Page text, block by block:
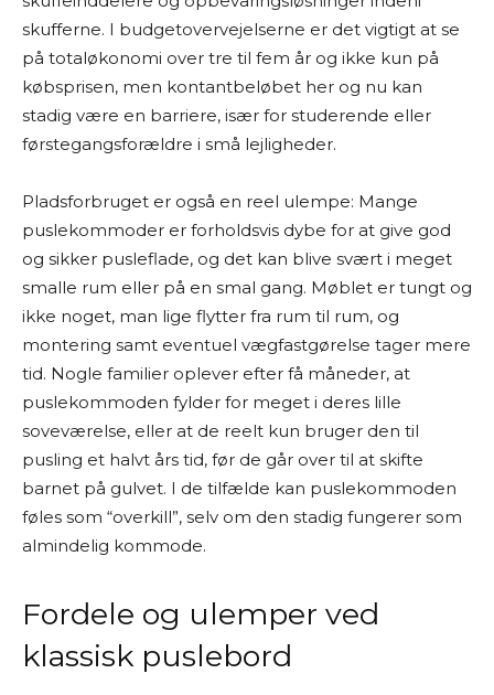
skufferne. I budgetovervejelserne er det vigtigt at se
på totaløkonomi over tre til fem år og ikke kun på
købsprisen, men kontantbeløbet her og nu kan
stadig være en barriere, især for studerende eller
førstegangsforældre i små lejligheder.
Pladsforbruget er også en reel ulempe: Mange
puslekommoder er forholdsvis dybe for at give god
og sikker pusleflade, og det kan blive svært i meget
smalle rum eller på en smal gang. Møblet er tungt og
ikke noget, man lige flytter fra rum til rum, og
montering samt eventuel vægfastgørelse tager mere
tid. Nogle familier oplever efter få måneder, at
puslekommoden fylder for meget i deres lille
soveværelse, eller at de reelt kun bruger den til
pusling et halvt års tid, før de går over til at skifte
barnet på gulvet. I de tilfælde kan puslekommoden
føles som “overkill”, selv om den stadig fungerer som
almindelig kommode.
Fordele og ulemper ved
klassisk puslebord